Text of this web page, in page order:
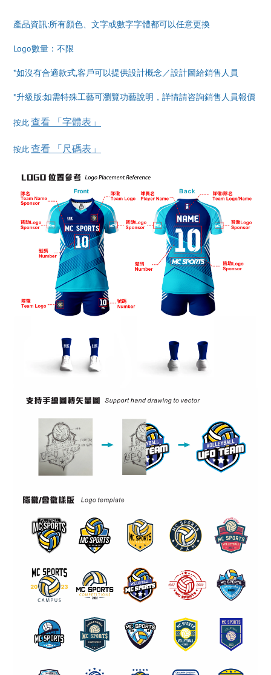
產品資訊:所有顏色、文字或數字字體都可以任意更換
Logo數量：不限
*如沒有合適款式,客戶可以提供設計概念／設計圖給銷售人員
*升級版:如需特殊工藝可瀏覽功藝說明，詳情請咨詢銷售人員報價
按此查看 「字體表」
按此查看 「尺碼表」